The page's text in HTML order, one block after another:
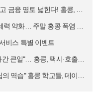
토 넓힌다! 홍콩, 10대 신규 정책 …
약화… 주말 홍콩 폭염 예고
비스 특별 이벤트
홍콩, 택시·호출차 통합 시험 도입…
홍콩 학교들, 데이터 고립에 교육…